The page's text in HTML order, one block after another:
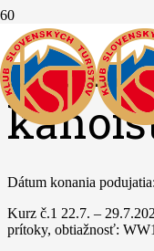
Letná
Dátum konania podujatia:
Kurz č.1 22.7. –
prítoky, obtiažnosť: